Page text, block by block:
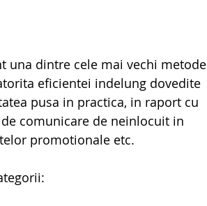
una dintre cele mai vechi metode
eficientei indelung dovedite
pusa in practica, in raport cu
comunicare de neinlocuit in
promotionale etc.